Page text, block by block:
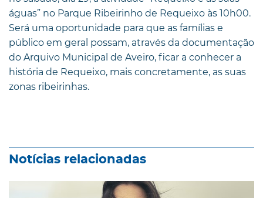
águas” no Parque Ribeirinho de Requeixo às 10h00.
Será uma oportunidade para que as famílias e
público em geral possam, através da documentação
do Arquivo Municipal de Aveiro, ficar a conhecer a
história de Requeixo, mais concretamente, as suas
zonas ribeirinhas.
Notícias relacionadas